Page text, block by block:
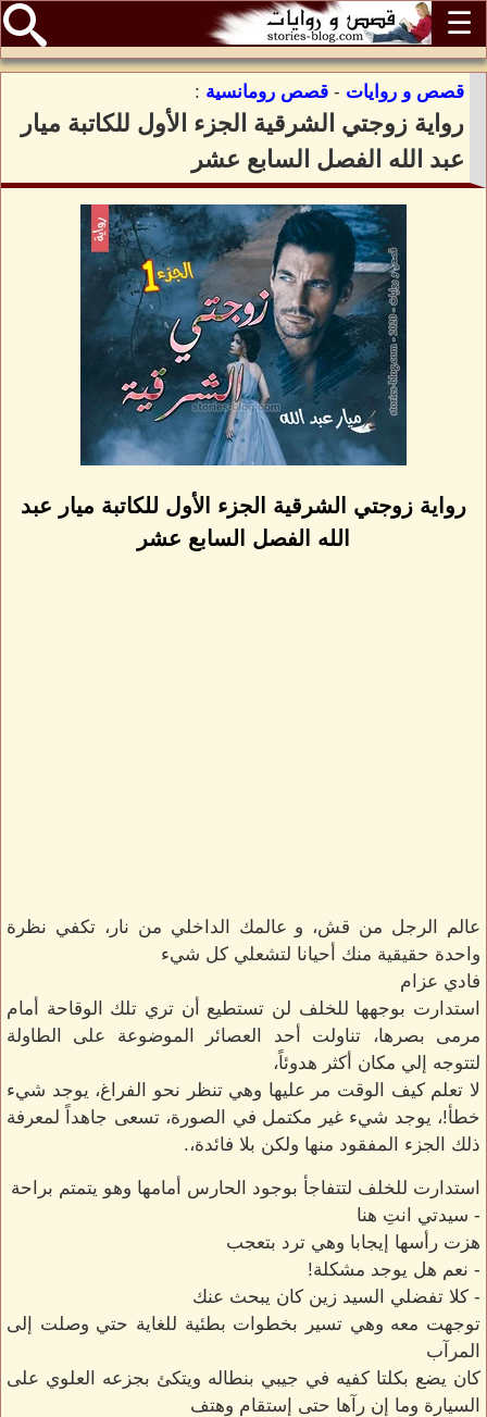
☰
قصص و روايات - قصص رومانسية :
رواية زوجتي الشرقية الجزء الأول للكاتبة ميار
عبد الله الفصل السابع عشر
رواية زوجتي الشرقية الجزء الأول للكاتبة ميار عبد
الله الفصل السابع عشر
عالم الرجل من قش، و عالمك الداخلي من نار، تكفي نظرة
واحدة حقيقية منك أحيانا لتشعلي كل شيء
فادي عزام
استدارت بوجهها للخلف لن تستطيع أن تري تلك الوقاحة أمام
مرمى بصرها، تناولت أحد العصائر الموضوعة على الطاولة
لتتوجه إلي مكان أكثر هدوئاً،
لا تعلم كيف الوقت مر عليها وهي تنظر نحو الفراغ، يوجد شيء
خطأ!، يوجد شيء غير مكتمل في الصورة، تسعى جاهداً لمعرفة
ذلك الجزء المفقود منها ولكن بلا فائدة،.
استدارت للخلف لتتفاجأ بوجود الحارس أمامها وهو يتمتم براحة
- سيدتي انتِ هنا
هزت رأسها إيجابا وهي ترد بتعجب
- نعم هل يوجد مشكلة!
- كلا تفضلي السيد زين كان يبحث عنك
توجهت معه وهي تسير بخطوات بطئية للغاية حتي وصلت إلى
المرآب
كان يضع بكلتا كفيه في جيبي بنطاله ويتكئ بجزعه العلوي على
السيارة وما إن رآها حتى إستقام وهتف